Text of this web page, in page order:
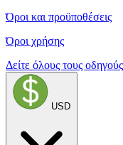
Όροι και προϋποθέσεις
Όροι χρήσης
Δείτε όλους τους
USD